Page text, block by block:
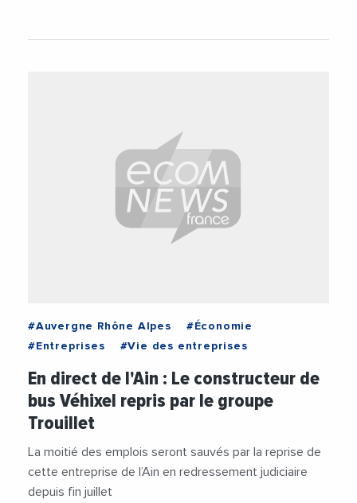
#Auvergne Rhône Alpes
#Économie
#Entreprises
#Vie des entreprises
En direct de l'Ain : Le constructeur de
bus Véhixel repris par le groupe
Trouillet
La moitié des emplois seront sauvés par la reprise de
cette entreprise de l’Ain en redressement judiciaire
depuis fin juillet